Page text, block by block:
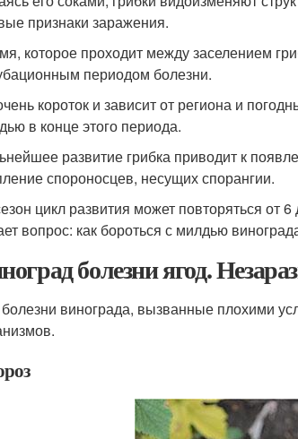
признаки заражения.
которое проходит между заселением
периодом болезни.
короток и зависит от региона и
в конце этого периода.
развитие грибка приводит к
спороносцев, несущих спорангии.
цикл развития может повторяться от
вопрос: как бороться с милдью
болезни ягод.
винограда, вызванные плохими